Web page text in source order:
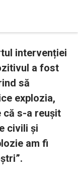
intervenției
a fost
să
explozia,
că s-a reușit
civili și
am fi